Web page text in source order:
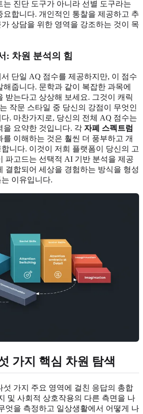
는 진단 도구가 아니라 선별 도구라는
요합니다. 개인적인 통찰을 제공하고 추
상담을 위한 영역을 강조하는 것이 목
: 차원 분석의 힘
단일 AQ 점수를 제공하지만, 이 점수
줍니다. 문학과 같이 복잡한 과목에
받는다고 상상해 보세요. 그것이 캐릭
작문 스타일 중 당신의 강점이 무엇인
. 마찬가지로, 당신의 전체 AQ 점수는
을 요약한 것입니다. 각 자폐 스펙트럼
를 이해하는 것은 훨씬 더 풍부하고 개
니다. 이것이 저희 플랫폼이 당신의 고
파고드는 선택적 AI 기반 분석을 제공
결합되어 세상을 경험하는 방식을 형성
이유입니다.
가지 핵심 차원 탐색
섯 가지 주요 영역에 걸친 응답의 총합
및 사회적 상호작용의 다른 측면을 나
엇을 측정하고 일상생활에서 어떻게 나